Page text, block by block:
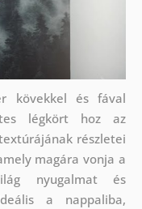
kövekkel és fával
légkört hoz az
részletei
magára vonja a
nyugalmat és
a nappaliba,